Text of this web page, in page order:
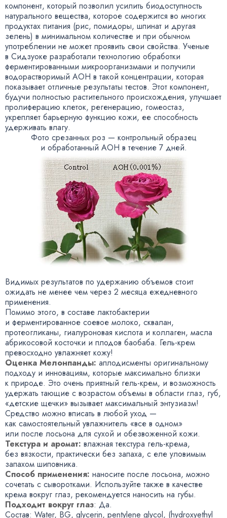
компонент, который позволил усилить биодоступность
натурального вещества, которое содержится во многих
продуктах питания (рис, помидоры, шпинат и другая
зелень) в минимальном количестве и при обычном
употреблении не может проявить свои свойства. Ученые
в Сидзуоке разработали технологию обработки
ферментированными микроорганизмами и получили
водорастворимый AOH в такой концентрации, которая
показывает отличные результаты тестов. Этот компонент,
будучи полностью растительного происхождения, улучшает
пролиферацию клеток, регенерацию, гомеостаз,
укрепляет барьерную функцию кожи, ее способность
удерживать влагу.
Фото срезанных роз — контрольный образец
и обработанный AOH в течение 7 дней.
Видимых результатов по удержанию объемов стоит
ожидать не менее чем через 2 месяца ежедневного
применения.
Помимо этого, в составе лактобактерии
и ферментированное соевое молоко, сквалан,
протеогликаны, гиалуроновая кислота и коллаген, масла
абрикосовой косточки и плодов баобаба. Гель-крем
превосходно увлажняет кожу!
Оценка Мелонпанды: аплодисменты оригинальному
подходу и инновациям, которые максимально близки
к природе. Это очень приятный гель-крем, и возможность
удержать тающие с возрастом объемы в области глаз, губ,
«детские щечки» вызывает максимальный энтузиазм!
Средство можно вписать в любой уход —
как самостоятельный увлажнитель «все в одном»
или после лосьона для сухой и обезвоженной кожи.
Текстура и аромат: влажная текстура гель-крема,
без вязкости, практически без запаха, с еле уловимым
запахом шиповника.
Способ применения: наносите после лосьона, можно
сочетать с сыворотками. Используйте также в качестве
крема вокруг глаз, рекомендуется наносить на губы.
Подходит вокруг глаз: Да.
Состав: Water, BG, glycerin, pentylene glycol, (hydroxyethyl